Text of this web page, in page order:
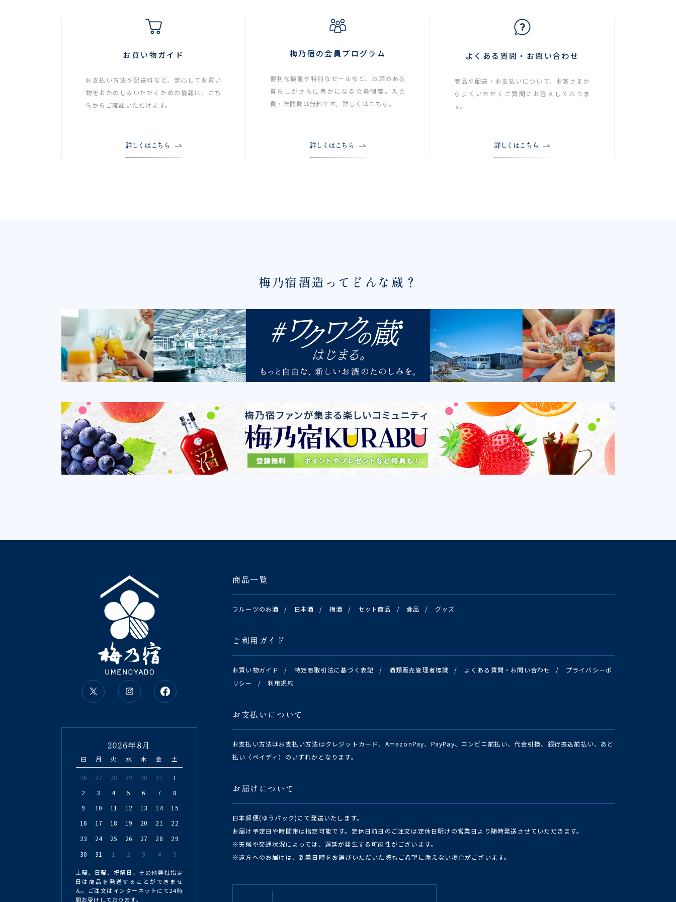
お買い物ガイド
お支払い方法や配送料など、安心してお買い
物をおたのしみいただくための情報は、こち
らからご確認いただけます。
詳しくはこちら
梅乃宿の会員プログラム
便利な機能や特別なセールなど、お酒のある
暮らしがさらに豊かになる会員制度。入会
費・年間費は無料です。詳しくはこちら。
詳しくはこちら
よくある質問・お問い合わせ
商品や配送・お支払いについて、お客さまか
らよくいただくご質問にお答えしておりま
す。
詳しくはこちら
梅乃宿酒造ってどんな蔵？
商品一覧
フルーツのお酒 / 日本酒 / 梅酒 / セット商品 / 食品 / グッズ
ご利用ガイド
お買い物ガイド / 特定商取引法に基づく表記 / 酒類販売管理者標識 / よくある質問・お問い合わせ /
プライバシーポ
リシー
/ 利用規約
お支払いについて
お支払い方法はお支払い方法はクレジットカード、AmazonPay、PayPay、コンビニ前払い、代金引換、銀行振込前払い、あと
払い（ペイディ）のいずれかとなります。
お届けについて
日本郵便(ゆうパック)にて発送いたします。
お届け予定日や時間帯は指定可能です。定休日前日のご注文は定休日明けの営業日より随時発送させていただきます。
※天候や交通状況によっては、遅延が発生する可能性がございます。
※遠方へのお届けは、到着日時をお選びいただいた際もご希望に添えない場合がございます。
2026年8月
日 月 火 水 木 金 土
26 27 28 29 30 31
1
2
3 4 5 6 7
8
9
10 11 12 13 14
15
16
17 18 19 20 21
22
23
24 25 26 27 28
29
30
31 1 2 3 4 5
土曜、日曜、祝祭日、その他弊社指定
日は商品を発送することができませ
ん。ご注文はインターネットにて24時
間お受けしております。